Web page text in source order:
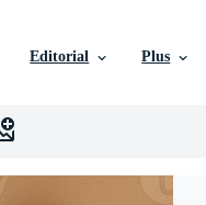
Editorial Plus